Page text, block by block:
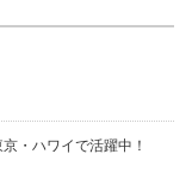
・ハワイで活躍中！